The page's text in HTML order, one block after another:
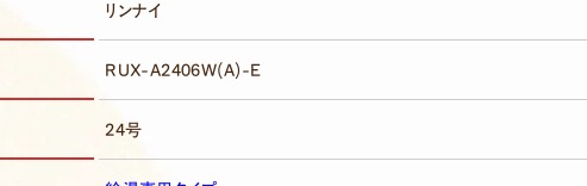
リンナイ
RUX-A2406W(A)-E
24号